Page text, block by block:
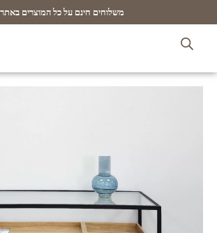
משלוחים חינם על כל המוצרים